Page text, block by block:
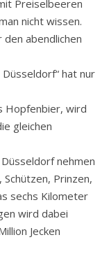
Zander mit
mit
Sauerbraten mit
Preiselbeeren
nicht wissen.
abendlichen
hat nur
Hopfenbier, wird
gleichen
nehmen
Prinzen,
sechs Kilometer